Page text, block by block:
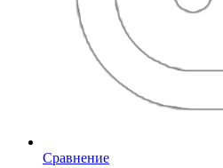
Сравнение